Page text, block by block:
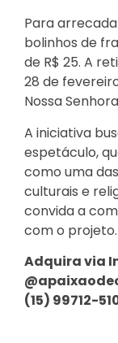
Para
bolinhos de
de R$ 25. A
28 de
Nossa
A iniciativa
espetáculo,
como uma
culturais e
convida a
com o projeto.
Adquira via
(15) 99712-